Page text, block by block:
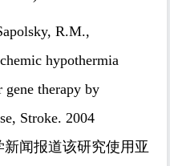
R.M.,
hypothermia
therapy by
Stroke. 2004
新闻报道该研究使用亚